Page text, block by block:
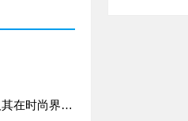
探讨涤纶布的历史、制作过程、特点以及其在时尚界的应用